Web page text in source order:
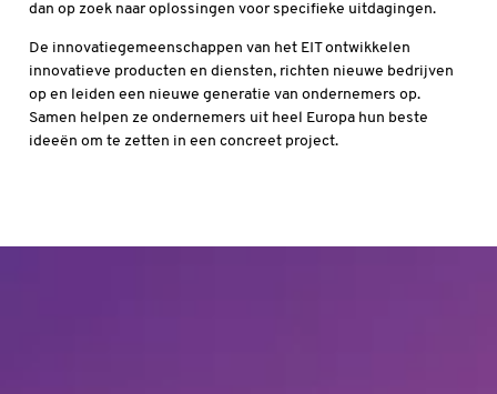
dan op zoek naar oplossingen voor specifieke uitdagingen.
De innovatiegemeenschappen van het EIT ontwikkelen
innovatieve producten en diensten, richten nieuwe bedrijven
op en leiden een nieuwe generatie van ondernemers op.
Samen helpen ze ondernemers uit heel Europa hun beste
ideeën om te zetten in een concreet project.